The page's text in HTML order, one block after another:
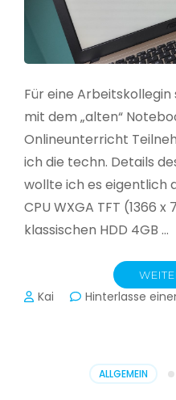
Für eine
mit dem „alten“
Onlineunterricht
ich die techn. Details
wollte ich es eigentlich
CPU WXGA TFT (1366
klassischen HDD 4GB …
Kai Hinterlasse
ALLGEMEIN